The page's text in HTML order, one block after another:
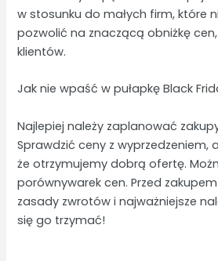
w stosunku do małych firm, które
pozwolić na znaczącą obniżkę
klientów.
Jak nie wpaść w pułapkę Black
Najlepiej należy zaplanować
Sprawdzić ceny z wyprzedzeniem,
że otrzymujemy dobrą ofertę.
porównywarek cen. Przed
zasady zwrotów i najważniejsze
się go trzymać!